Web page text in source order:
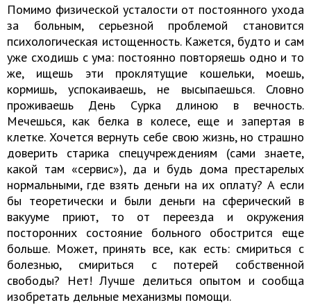
Помимо физической усталости от постоянного ухода
за больным, серьезной проблемой становится
психологическая истощенность. Кажется, будто и сам
уже сходишь с ума: постоянно повторяешь одно и то
же, ищешь эти проклятущие кошельки, моешь,
кормишь, успокаиваешь, не высыпаешься. Словно
проживаешь День Сурка длиною в вечность.
Мечешься, как белка в колесе, еще и запертая в
клетке. Хочется вернуть себе свою жизнь, но страшно
доверить старика спецучреждениям (сами знаете,
какой там «сервис»), да и будь дома престарелых
нормальными, где взять деньги на их оплату? А если
бы теоретически и были деньги на сферический в
вакууме приют, то от переезда и окружения
посторонних состояние больного обострится еще
больше. Может, принять все, как есть: смириться с
болезнью, смириться с потерей собственной
свободы? Нет! Лучше делиться опытом и сообща
изобретать дельные механизмы помощи.